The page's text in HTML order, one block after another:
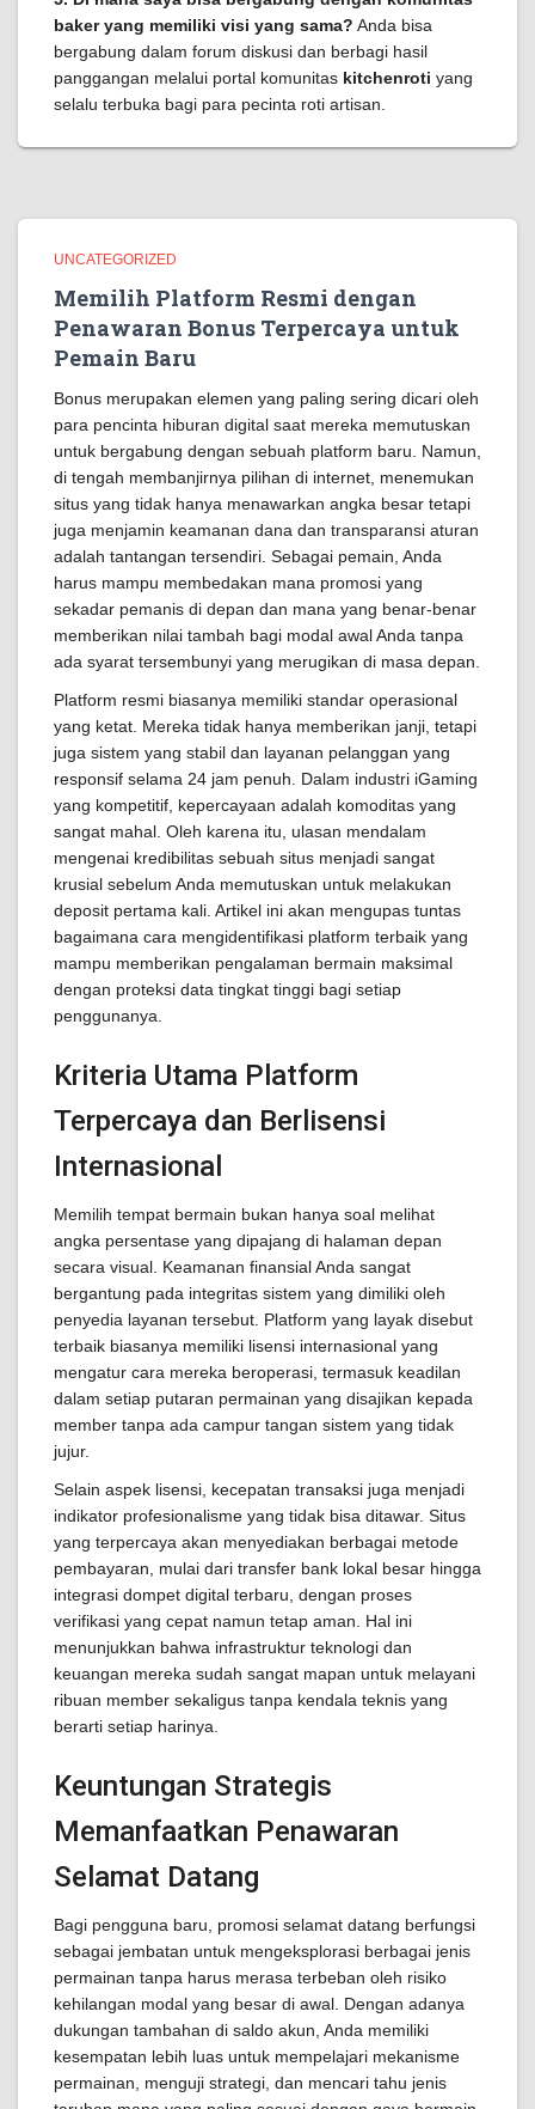
baker yang memiliki visi yang sama? Anda bisa
bergabung dalam forum diskusi dan berbagi hasil
panggangan melalui portal komunitas kitchenroti yang
selalu terbuka bagi para pecinta roti artisan.
UNCATEGORIZED
Memilih Platform Resmi dengan
Penawaran Bonus Terpercaya untuk
Pemain Baru
Bonus merupakan elemen yang paling sering dicari oleh
para pencinta hiburan digital saat mereka memutuskan
untuk bergabung dengan sebuah platform baru. Namun,
di tengah membanjirnya pilihan di internet, menemukan
situs yang tidak hanya menawarkan angka besar tetapi
juga menjamin keamanan dana dan transparansi aturan
adalah tantangan tersendiri. Sebagai pemain, Anda
harus mampu membedakan mana promosi yang
sekadar pemanis di depan dan mana yang benar-benar
memberikan nilai tambah bagi modal awal Anda tanpa
ada syarat tersembunyi yang merugikan di masa depan.
Platform resmi biasanya memiliki standar operasional
yang ketat. Mereka tidak hanya memberikan janji, tetapi
juga sistem yang stabil dan layanan pelanggan yang
responsif selama 24 jam penuh. Dalam industri iGaming
yang kompetitif, kepercayaan adalah komoditas yang
sangat mahal. Oleh karena itu, ulasan mendalam
mengenai kredibilitas sebuah situs menjadi sangat
krusial sebelum Anda memutuskan untuk melakukan
deposit pertama kali. Artikel ini akan mengupas tuntas
bagaimana cara mengidentifikasi platform terbaik yang
mampu memberikan pengalaman bermain maksimal
dengan proteksi data tingkat tinggi bagi setiap
penggunanya.
Kriteria Utama Platform
Terpercaya dan Berlisensi
Internasional
Memilih tempat bermain bukan hanya soal melihat
angka persentase yang dipajang di halaman depan
secara visual. Keamanan finansial Anda sangat
bergantung pada integritas sistem yang dimiliki oleh
penyedia layanan tersebut. Platform yang layak disebut
terbaik biasanya memiliki lisensi internasional yang
mengatur cara mereka beroperasi, termasuk keadilan
dalam setiap putaran permainan yang disajikan kepada
member tanpa ada campur tangan sistem yang tidak
jujur.
Selain aspek lisensi, kecepatan transaksi juga menjadi
indikator profesionalisme yang tidak bisa ditawar. Situs
yang terpercaya akan menyediakan berbagai metode
pembayaran, mulai dari transfer bank lokal besar hingga
integrasi dompet digital terbaru, dengan proses
verifikasi yang cepat namun tetap aman. Hal ini
menunjukkan bahwa infrastruktur teknologi dan
keuangan mereka sudah sangat mapan untuk melayani
ribuan member sekaligus tanpa kendala teknis yang
berarti setiap harinya.
Keuntungan Strategis
Memanfaatkan Penawaran
Selamat Datang
Bagi pengguna baru, promosi selamat datang berfungsi
sebagai jembatan untuk mengeksplorasi berbagai jenis
permainan tanpa harus merasa terbeban oleh risiko
kehilangan modal yang besar di awal. Dengan adanya
dukungan tambahan di saldo akun, Anda memiliki
kesempatan lebih luas untuk mempelajari mekanisme
permainan, menguji strategi, dan mencari tahu jenis